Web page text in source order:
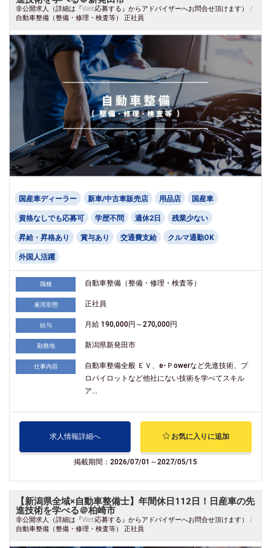
非公開求人（詳細は『Web応募する』からアドバイザーへお問合せ頂けます） /
自動車整備（整備・修理・検査等） 正社員
国産車ディーラー 新車/中古車販売店 用品店 国産車
資格なしでも応募可 学歴不問 週休2日 残業少ない
昇給・昇格あり 賞与あり 交通費支給 クルマ通勤OK
外国人活躍
職種 自動車整備（整備・修理・検査等）
雇用形態 正社員
給与 月給 190,000円～270,000円
勤務地 新潟県新発田市
仕事内容
自動車整備全般 ＥＶ、e-Ｐowerなど先進技術、プ
ロパイロットなど他社にない技術を学べてスキル
ア...
求人情報詳細へ お気に入りに追加
掲載期間：2026/07/01～2027/05/15
【新潟県全域×自動車整備士】年間休日112日！日産車の先
進技術を学べる＠柏崎市
非公開求人（詳細は『Web応募する』からアドバイザーへお問合せ頂けます） /
自動車整備（整備・修理・検査等） 正社員